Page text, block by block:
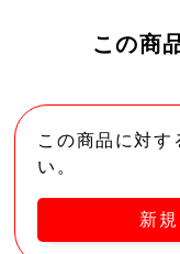
この商
この商品に対す
い。
新